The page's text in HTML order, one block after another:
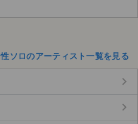
ソロのアーティスト一覧を見る
keyboard_arrow_right
keyboard_arrow_right